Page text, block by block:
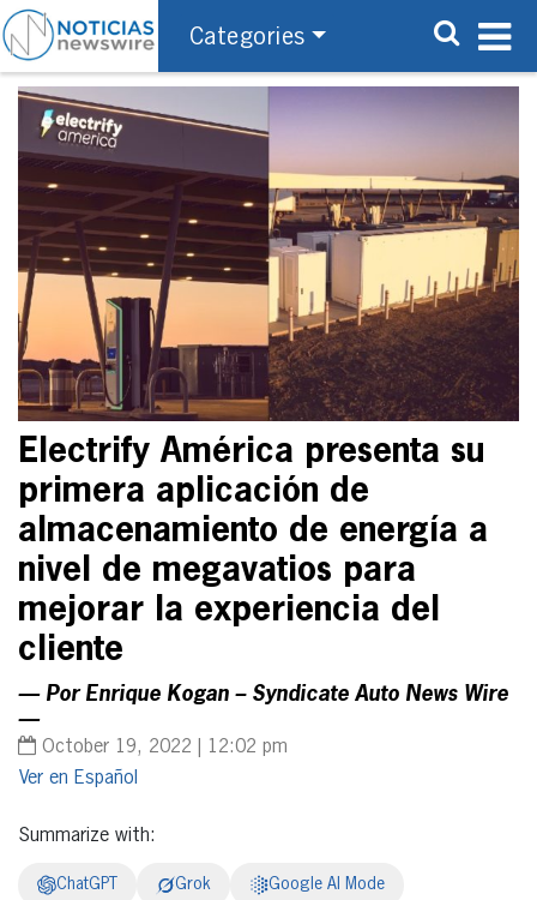
Categories
Electrify América presenta su
primera aplicación de
almacenamiento de energía a
nivel de megavatios para
mejorar la experiencia del
cliente
— Por Enrique Kogan – Syndicate Auto News Wire
—
October 19, 2022 | 12:02 pm
Español
Summarize with:
ChatGPT Grok Google AI Mode